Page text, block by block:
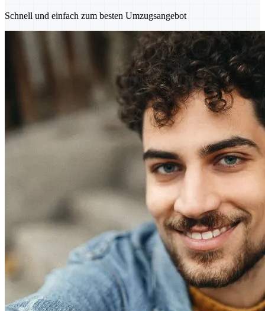
Schnell und einfach zum besten Umzugsangebot